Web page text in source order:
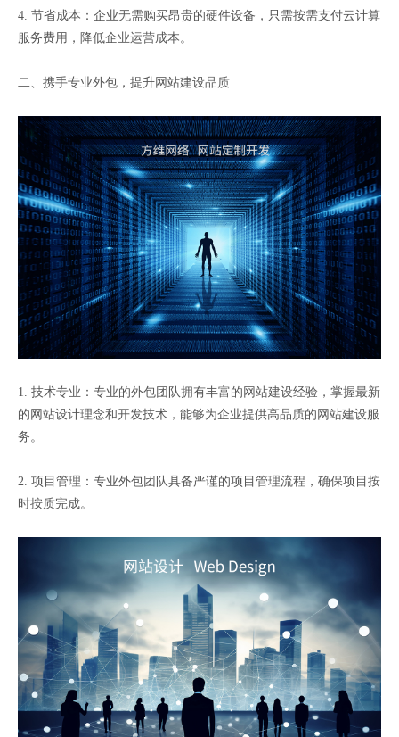
4. 节省成本：企业无需购买昂贵的硬件设备，只需按需支付云计算
服务费用，降低企业运营成本。
二、携手专业外包，提升网站建设品质
1. 技术专业：专业的外包团队拥有丰富的网站建设经验，掌握最新
的网站设计理念和开发技术，能够为企业提供高品质的网站建设服
务。
2. 项目管理：专业外包团队具备严谨的项目管理流程，确保项目按
时按质完成。